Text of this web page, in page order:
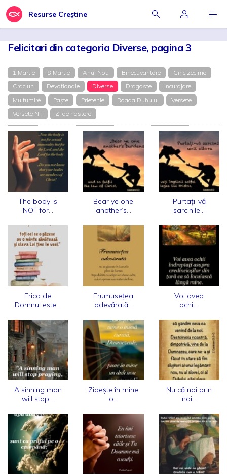
Resurse Creștine
Felicitari din categoria Diverse, pagina 3
1 Martie 8 Martie Anul Nou Binecuvantare
Cincizecime
Craciun
Devoționale Diverse Dragoste
Incurajare
Multumire
Paște Prietenie Roada Duhului
Versete
Versete NT
Zi de nastere
The body is
NOT for...
Bear ye one
another’s...
Purtați-vă
sarcinile...
Frica de
Domnul este...
Frumusețea
adevărată...
Voi avea
ochii...
A sinning man
will stop...
Zidește în mine
o...
Nu că noi prin
noi...